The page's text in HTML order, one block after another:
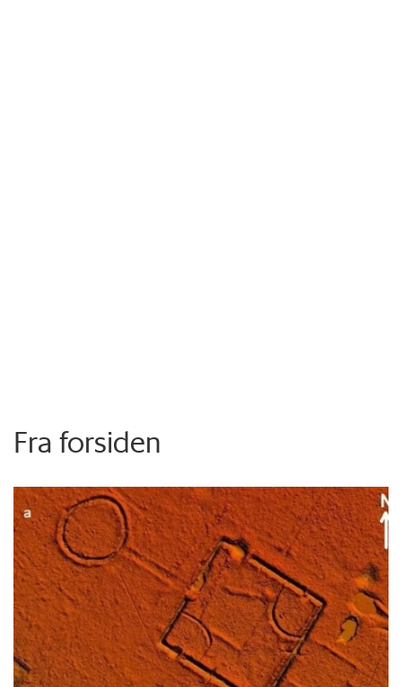
Fra forsiden